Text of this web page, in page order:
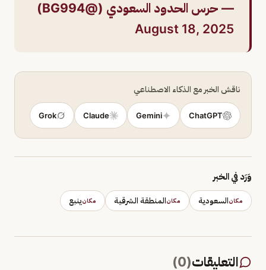
— حرس الحدود السعودي (@BG994)
August 18, 2025
ناقش الخبر مع الذكاء الاصطناعي
ChatGPT
Gemini
Claude
Grok
وَرَد في الخبر
مكانالسعودية مكانالمنطقة الشرقية مكانينبع
التعليقات(
0
)